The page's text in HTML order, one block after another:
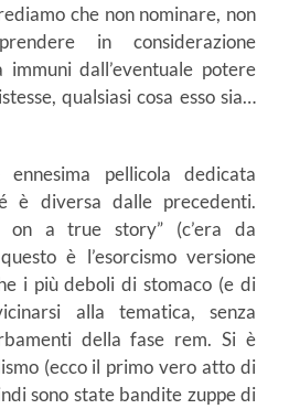
che non nominare, non
in considerazione
immuni dall’eventuale potere
qualsiasi cosa esso sia…
pellicola dedicata
è diversa dalle precedenti.
on a true story” (c’era da
è l’esorcismo versione
i più deboli di stomaco (e di
alla tematica, senza
della fase rem. Si è
(ecco il primo vero atto di
sono state bandite zuppe di